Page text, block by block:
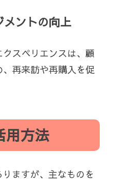
ントの向上
スペリエンスは、顧
再来訪や再購入を促
用方法
ますが、主なものを